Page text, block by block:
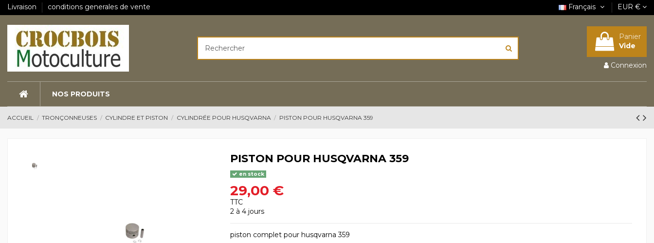
Livraison conditions generales de vente Français EUR €
Panier
Vide
Connexion
NOS PRODUITS
ACCUEIL TRONÇONNEUSES CYLINDRE ET PISTON CYLINDRÉE POUR HUSQVARNA PISTON POUR HUSQVARNA 359
PISTON POUR HUSQVARNA 359
en stock
29,00 €
TTC
2 à 4 jours
piston complet pour husqvarna 359